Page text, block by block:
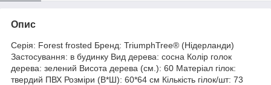
Опис
Серія: Forest frosted Бренд: TriumphTree® (Нідерланди)
Застосування: в будинку Вид дерева: сосна Колір голок
дерева: зелений Висота дерева (см.): 60 Матеріал гілок:
твердий ПВХ Розміри (В*Ш): 60*64 см Кількість гілок/шт: 73